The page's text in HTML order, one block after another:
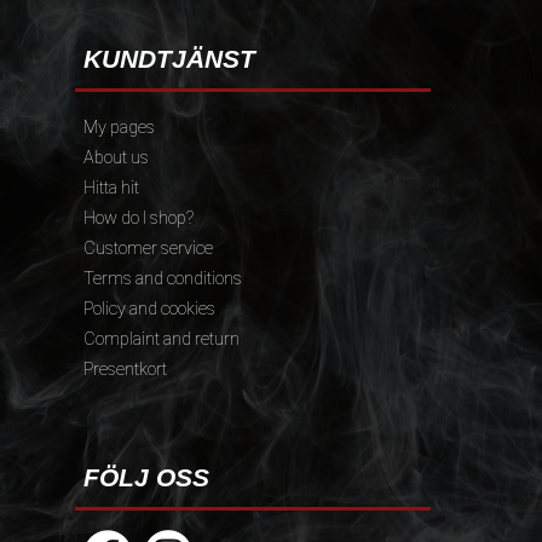
KUNDTJÄNST
My pages
About us
Hitta hit
How do I shop?
Customer service
Terms and conditions
Policy and cookies
Complaint and return
Presentkort
FÖLJ OSS